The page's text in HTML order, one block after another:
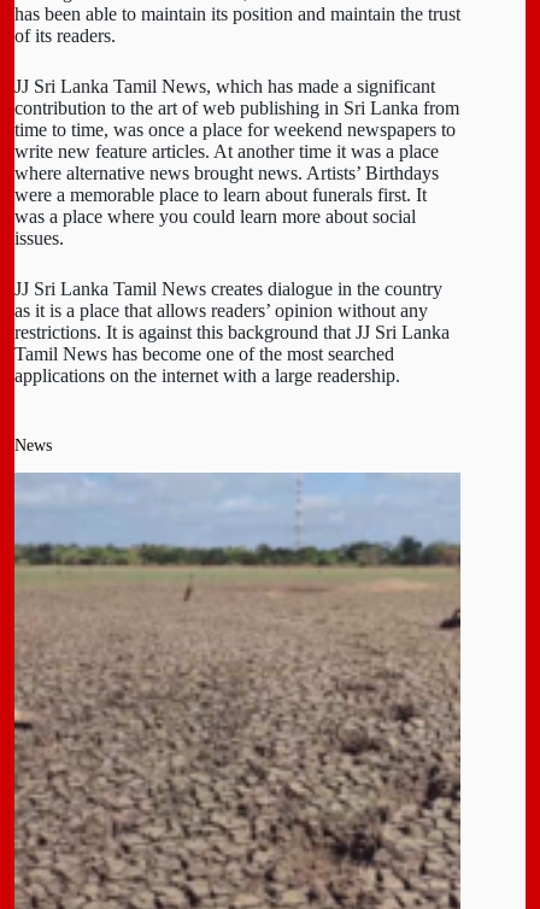
has been able to maintain its position and maintain the trust
of its readers.
JJ Sri Lanka Tamil News, which has made a significant
contribution to the art of web publishing in Sri Lanka from
time to time, was once a place for weekend newspapers to
write new feature articles. At another time it was a place
where alternative news brought news. Artists’ Birthdays
were a memorable place to learn about funerals first. It
was a place where you could learn more about social
issues.
JJ Sri Lanka Tamil News creates dialogue in the country
as it is a place that allows readers’ opinion without any
restrictions. It is against this background that JJ Sri Lanka
Tamil News has become one of the most searched
applications on the internet with a large readership.
News